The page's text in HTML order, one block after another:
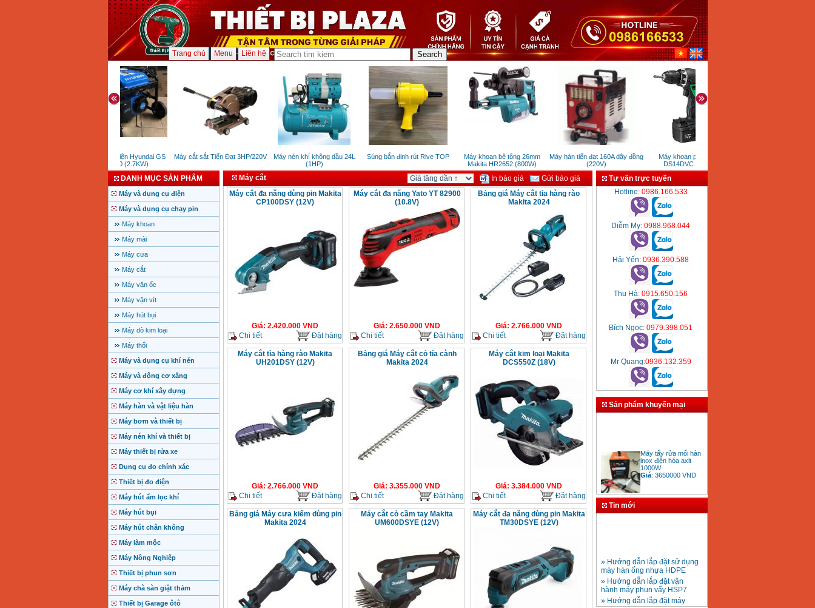
Trang chủ Menu Liên hệ
Máy phát điện Hyundai GS
35000 (2.7KW)
Máy cắt sắt Tiến Đạt 3HP/220V
Máy nén khí không dầu 24L
(1HP)
Súng bắn đinh rút Rive TOP
Máy khoan bê tông 26mm
Makita HR2652 (800W)
Máy hàn tiến đạt 160A dây đồng
(220V)
Máy khoan pin Hikoki
DS14DVC (14.4V)
DANH MỤC SẢN PHẨM
Máy và dụng cụ điện
Máy và dụng cụ chạy pin
Máy khoan
Máy mài
Máy cưa
Máy cắt
Máy vặn ốc
Máy vặn vít
Máy hút bụi
Máy dò kim loại
Máy thổi
Máy và dụng cụ khí nén
Máy và động cơ xăng
Máy cơ khí xây dựng
Máy hàn và vật liệu hàn
Máy bơm và thiết bị
Máy nén khí và thiết bị
Máy thiết bị rửa xe
Dụng cụ đo chính xác
Thiết bị đo điện
Máy hút ẩm lọc khí
Máy hút bụi
Máy hút chân không
Máy làm mộc
Máy Nông Nghiệp
Thiết bị phun sơn
Máy chà sàn giặt thảm
Thiết bị Garage ôtô
Máy cắt In báo giá
Gửi báo giá
Máy cắt đa năng dùng pin Makita
CP100DSY (12V)
Giá: 2.420.000 VND
Chi tiết
Đặt hàng
Máy cắt đa năng Yato YT 82900
(10.8V)
Giá: 2.650.000 VND
Chi tiết
Đặt hàng
Bảng giá Máy cắt tỉa hàng rào
Makita 2024
Giá: 2.766.000 VND
Chi tiết
Đặt hàng
Máy cắt tỉa hàng rào Makita
UH201DSY (12V)
Giá: 2.766.000 VND
Chi tiết
Đặt hàng
Bảng giá Máy cắt cỏ tỉa cành
Makita 2024
Giá: 3.355.000 VND
Chi tiết
Đặt hàng
Máy cắt kim loại Makita
DCS550Z (18V)
Giá: 3.384.000 VND
Chi tiết
Đặt hàng
Bảng giá Máy cưa kiếm dùng pin
Makita 2024
Máy cắt cỏ cầm tay Makita
UM600DSYE (12V)
Máy cắt đa năng dùng pin Makita
TM30DSYE (12V)
Tư vấn trực tuyến
Hotline: 0986.166.533
Diễm My: 0988.968.044
Hải Yến: 0936.390.588
Thu Hà: 0915.650.156
Bích Ngọc: 0979.398.051
Mr Quang:0936.132.359
Sản phẩm khuyến mại
inox điện hóa axit
1000W
Giá:3650000
Mũi khoan rút lõi bê
tông D20-D350
Giá:330000VND
Tin mới
» Hướng dẫn lắp đặt sử dụng
máy hàn ống nhựa HDPE
» Hướng dẫn lắp đặt vận
hành máy phun vẩy HSP7
» Hướng dẫn lắp đặt máy
bơm ly tâm trục ngang